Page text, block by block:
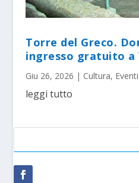
Torre del Greco.
ingresso gratuito a
Giu 26, 2026 | Cultura, Eventi
leggi tutto